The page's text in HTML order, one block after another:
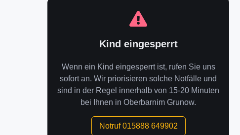
Kind eingesperrt
Wenn ein Kind eingesperrt ist, rufen Sie uns
sofort an. Wir priorisieren solche Notfälle und
sind in der Regel innerhalb von 15-20 Minuten
bei Ihnen in Oberbarnim Grunow.
Notruf 015888 649902